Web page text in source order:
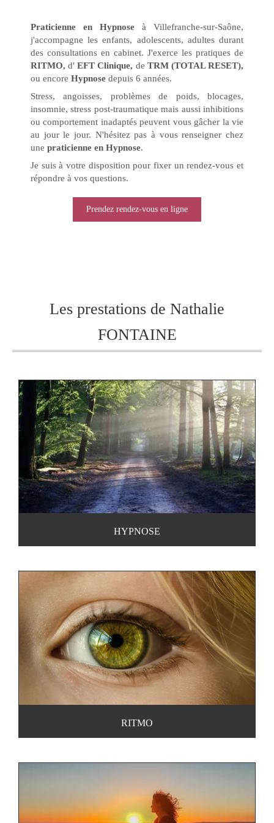
Praticienne en Hypnose à Villefranche-sur-Saône,
j'accompagne les enfants, adolescents, adultes durant
des consultations en cabinet. J'exerce les pratiques de
RITMO, d' EFT Clinique, de TRM (TOTAL RESET),
ou encore Hypnose depuis 6 années.
Stress, angoisses, problèmes de poids, blocages,
insomnie, stress post-traumatique mais aussi inhibitions
ou comportement inadaptés peuvent vous gâcher la vie
au jour le jour. N'hésitez pas à vous renseigner chez
une praticienne en Hypnose.
Je suis à votre disposition pour fixer un rendez-vous et
répondre à vos questions.
Prendez rendez-vous en ligne
Les prestations de Nathalie
FONTAINE
HYPNOSE
RITMO